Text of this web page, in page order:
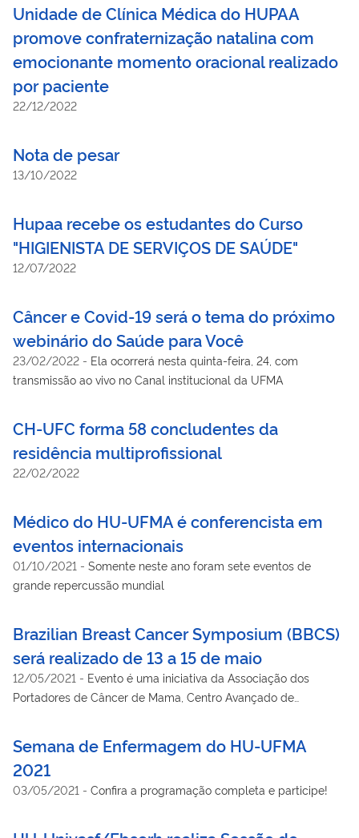
Unidade de Clínica Médica do HUPAA
promove confraternização natalina com
emocionante momento oracional realizado
por paciente
22/12/2022
Nota de pesar
13/10/2022
Hupaa recebe os estudantes do Curso
"HIGIENISTA DE SERVIÇOS DE SAÚDE"
12/07/2022
Câncer e Covid-19 será o tema do próximo
webinário do Saúde para Você
23/02/2022 - Ela ocorrerá nesta quinta-feira, 24, com
transmissão ao vivo no Canal institucional da UFMA
CH-UFC forma 58 concludentes da
residência multiprofissional
22/02/2022
Médico do HU-UFMA é conferencista em
eventos internacionais
01/10/2021 - Somente neste ano foram sete eventos de
grande repercussão mundial
Brazilian Breast Cancer Symposium (BBCS)
será realizado de 13 a 15 de maio
12/05/2021 - Evento é uma iniciativa da Associação dos
Portadores de Câncer de Mama, Centro Avançado de
Iniciativas Inovadoras no Controle do Câncer de Mama –
navegação de pacientes.
Semana de Enfermagem do HU-UFMA
2021
03/05/2021 - Confira a programação completa e participe!